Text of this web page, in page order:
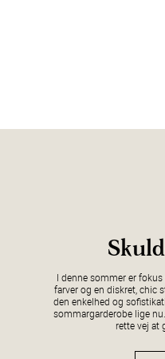
I denne sommer er
farver og en diskret, chic
den enkelhed og
sommargarderobe lige
rette vej at